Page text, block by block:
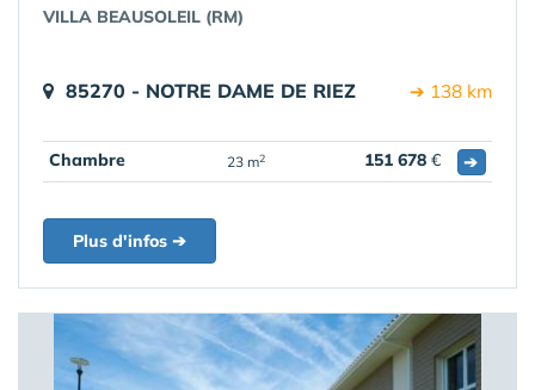
VILLA BEAUSOLEIL (RM)
85270 - NOTRE DAME DE RIEZ ➔ 138 km
Chambre 23 m2 151 678 € ➔
Plus d'infos ➔